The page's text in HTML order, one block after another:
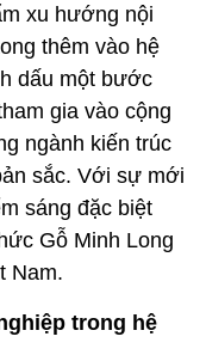
xu hướng nội
thêm vào hệ
dấu một bước
gia vào cộng
ngành kiến trúc
sắc. Với sự mới
sáng đặc biệt
Gỗ Minh Long
Nam.
trong hệ